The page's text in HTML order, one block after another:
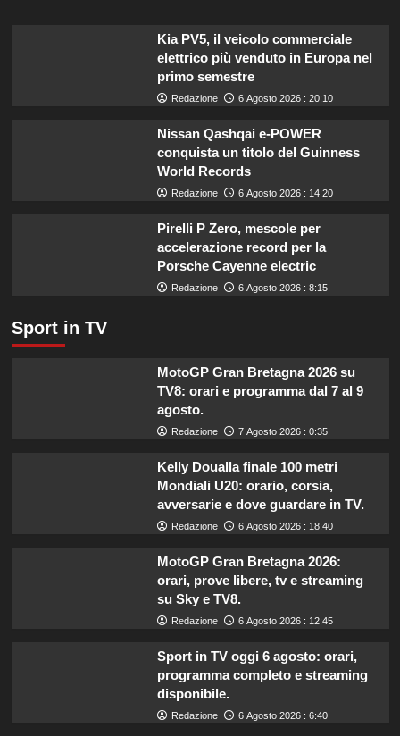
Kia PV5, il veicolo commerciale
elettrico più venduto in Europa nel
primo semestre
Redazione 6 Agosto 2026 : 20:10
Nissan Qashqai e-POWER
conquista un titolo del Guinness
World Records
Redazione 6 Agosto 2026 : 14:20
Pirelli P Zero, mescole per
accelerazione record per la
Porsche Cayenne electric
Redazione 6 Agosto 2026 : 8:15
Sport in TV
MotoGP Gran Bretagna 2026 su
TV8: orari e programma dal 7 al 9
agosto.
Redazione 7 Agosto 2026 : 0:35
Kelly Doualla finale 100 metri
Mondiali U20: orario, corsia,
avversarie e dove guardare in TV.
Redazione 6 Agosto 2026 : 18:40
MotoGP Gran Bretagna 2026:
orari, prove libere, tv e streaming
su Sky e TV8.
Redazione 6 Agosto 2026 : 12:45
Sport in TV oggi 6 agosto: orari,
programma completo e streaming
disponibile.
Redazione 6 Agosto 2026 : 6:40